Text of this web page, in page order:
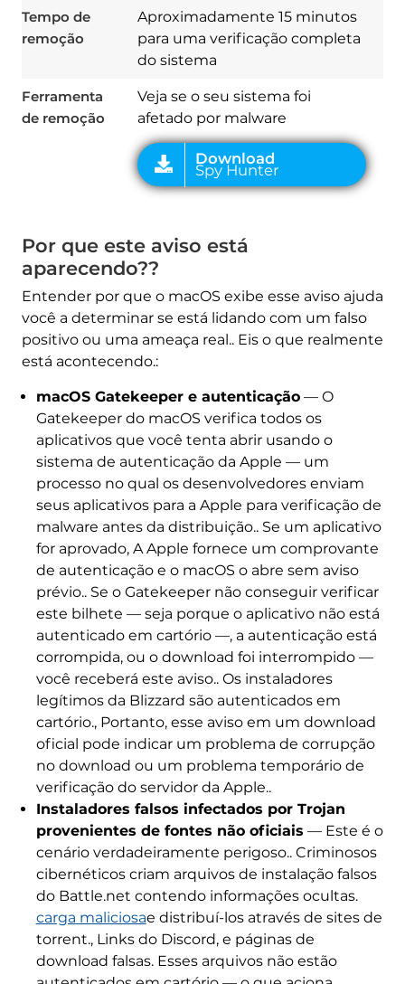
Tempo de
remoção
Aproximadamente 15 minutos
para uma verificação completa
do sistema
Ferramenta
de remoção
Veja se o seu sistema foi
afetado por malware
Por que este aviso está
aparecendo??
Entender por que o macOS exibe esse aviso ajuda
você a determinar se está lidando com um falso
positivo ou uma ameaça real.. Eis o que realmente
está acontecendo.:
macOS Gatekeeper e autenticação— O
Gatekeeper do macOS verifica todos os
aplicativos que você tenta abrir usando o
sistema de autenticação da Apple — um
processo no qual os desenvolvedores enviam
seus aplicativos para a Apple para verificação de
malware antes da distribuição.. Se um aplicativo
for aprovado, A Apple fornece um comprovante
de autenticação e o macOS o abre sem aviso
prévio.. Se o Gatekeeper não conseguir verificar
este bilhete — seja porque o aplicativo não está
autenticado em cartório —, a autenticação está
corrompida, ou o download foi interrompido —
você receberá este aviso.. Os instaladores
legítimos da Blizzard são autenticados em
cartório., Portanto, esse aviso em um download
oficial pode indicar um problema de corrupção
no download ou um problema temporário de
verificação do servidor da Apple..
Instaladores falsos infectados por Trojan
provenientes de fontes não oficiais — Este é o
cenário verdadeiramente perigoso.. Criminosos
cibernéticos criam arquivos de instalação falsos
do Battle.net contendo informações ocultas.
carga maliciosae distribuí-los através de sites de
torrent., Links do Discord, e páginas de
download falsas. Esses arquivos não estão